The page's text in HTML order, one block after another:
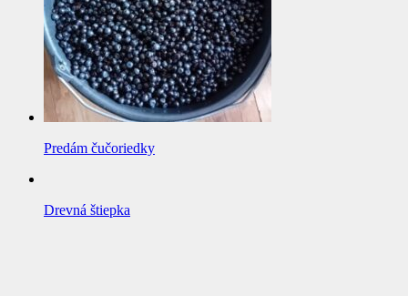
Predám čučoriedky
Drevná štiepka